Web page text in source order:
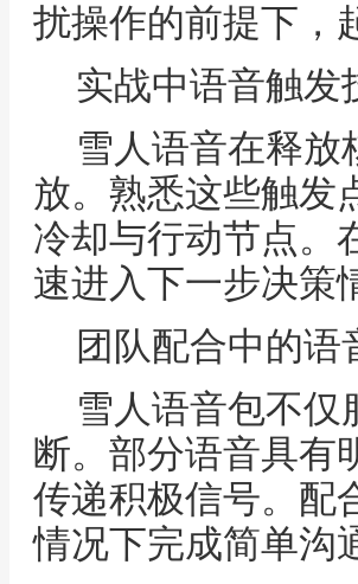
扰操作的前提下，
实战中语音触发
雪人语音在释放
放。熟悉这些触发
冷却与行动节点。
速进入下一步决策
团队配合中的语
雪人语音包不仅
断。部分语音具有
传递积极信号。配
情况下完成简单沟